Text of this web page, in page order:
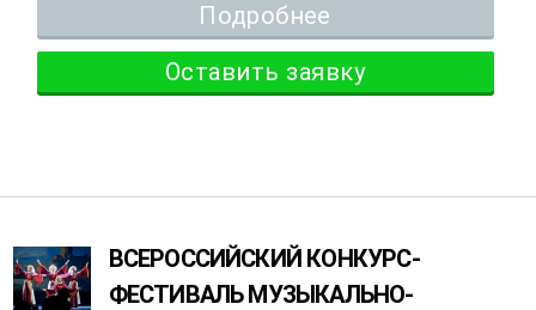
Подробнее
Оставить заявку
ВСЕРОССИЙСКИЙ КОНКУРС-
ФЕСТИВАЛЬ МУЗЫКАЛЬНО-